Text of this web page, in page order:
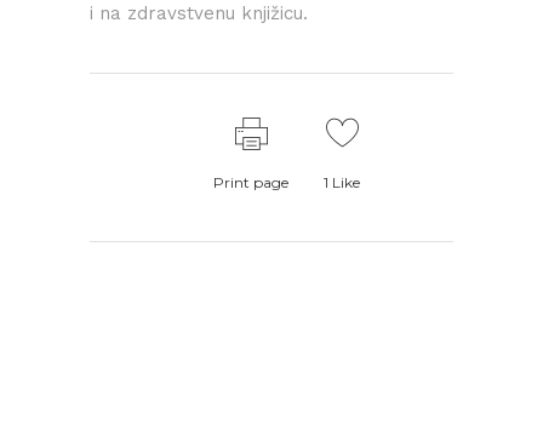
i na zdravstvenu knjižicu.
Print page 1 Like